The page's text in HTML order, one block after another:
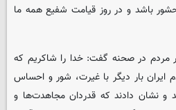
محشور باشد و در روز قیامت شفیع همه ما
مردم در صحنه گفت: خدا را شاکریم که
ایران بار دیگر با غیرت، شور و احساس
نشان دادند که قدردان مجاهدت‌ها و